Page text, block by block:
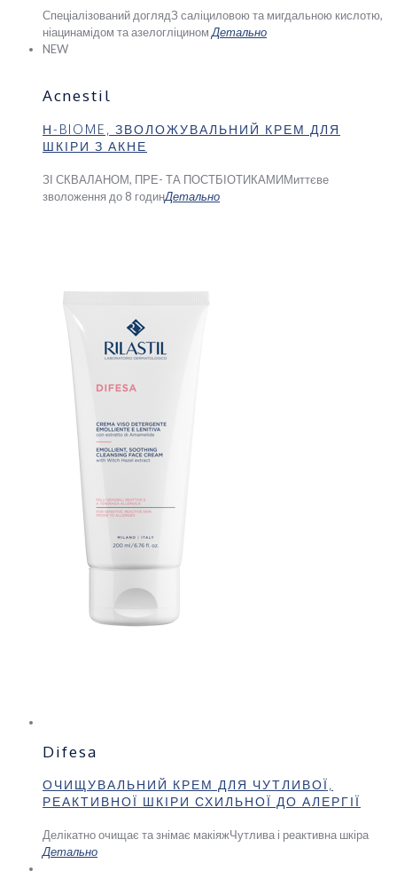
Спеціалізований доглядЗ саліциловою та мигдальною кислотю,
ніацинамідом та азелогліцином Детально
NEW
Acnestil
Н-BIOME, ЗВОЛОЖУВАЛЬНИЙ КРЕМ ДЛЯ
ШКІРИ З АКНЕ
ЗІ СКВАЛАНОМ, ПРЕ- ТА ПОСТБІОТИКАМИМиттєве
зволоження до 8 годинДетально
Difesa
ОЧИЩУВАЛЬНИЙ КРЕМ ДЛЯ ЧУТЛИВОЇ,
РЕАКТИВНОЇ ШКІРИ СХИЛЬНОЇ ДО АЛЕРГІЇ
Делікатно очищає та знімає макіяжЧутлива і реактивна шкіра
Детально